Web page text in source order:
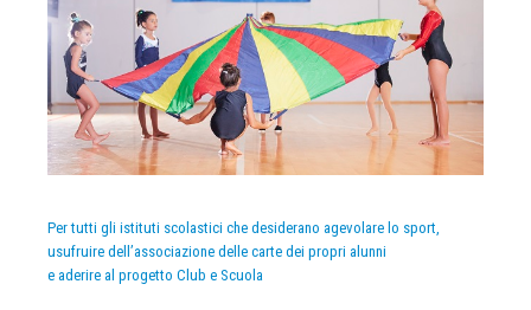
Per tutti gli istituti scolastici che desiderano agevolare lo sport,
usufruire dell’associazione delle carte dei propri alunni
e aderire al progetto Club e Scuola